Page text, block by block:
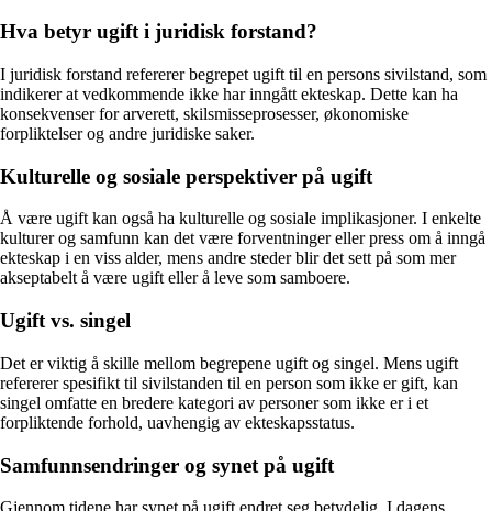
Hva betyr ugift i juridisk forstand?
I juridisk forstand refererer begrepet ugift til en persons sivilstand, som
indikerer at vedkommende ikke har inngått ekteskap. Dette kan ha
konsekvenser for arverett, skilsmisseprosesser, økonomiske
forpliktelser og andre juridiske saker.
Kulturelle og sosiale perspektiver på ugift
Å være ugift kan også ha kulturelle og sosiale implikasjoner. I enkelte
kulturer og samfunn kan det være forventninger eller press om å inngå
ekteskap i en viss alder, mens andre steder blir det sett på som mer
akseptabelt å være ugift eller å leve som samboere.
Ugift vs. singel
Det er viktig å skille mellom begrepene ugift og singel. Mens ugift
refererer spesifikt til sivilstanden til en person som ikke er gift, kan
singel omfatte en bredere kategori av personer som ikke er i et
forpliktende forhold, uavhengig av ekteskapsstatus.
Samfunnsendringer og synet på ugift